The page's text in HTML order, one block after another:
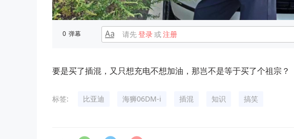
0 弹幕 请先登录或注册
要是买了插混，又只想充电不想加油，那岂不是等于买了个祖宗？
标签: 比亚迪 海狮06DM-i 插混 知识 搞笑